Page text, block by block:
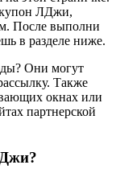
ЛДжи,
После выполни
в разделе ниже.
Они могут
Также
окнах или
партнерской